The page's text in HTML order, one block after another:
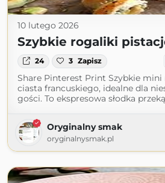
10 lutego 2026
Szybkie rogaliki
24 3 Zapisz
Share Pinterest Print Szybkie
ciasta francuskiego, idealne dla
gości. To ekspresowa słodka
Oryginalny smak
oryginalnysmak.pl